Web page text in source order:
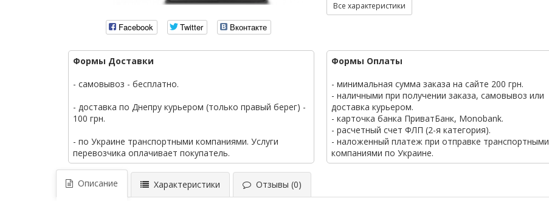
Facebook Twitter Вконтакте
Все характеристики
Формы Доставки
- самовывоз - бесплатно.
- доставка по Днепру курьером (только правый берег) -
100 грн.
- по Украине транспортными компаниями. Услуги
перевозчика оплачивает покупатель.
Формы Оплаты
- минимальная сумма заказа на сайте 200 грн.
- наличными при получении заказа, самовывоз или
доставка курьером.
- карточка банка ПриватБанк, Monobank.
- расчетный счет ФЛП (2-я категория).
- наложенный платеж при отправке транспортными
компаниями по Украине.
Описание Характеристики Отзывы (0)